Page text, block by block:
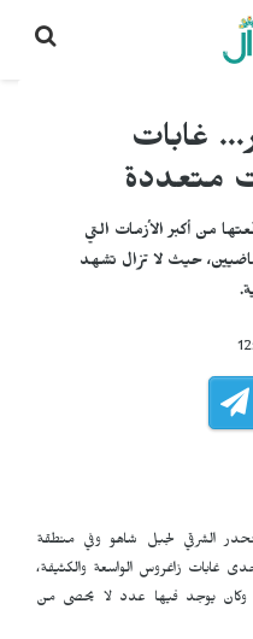
غابات
متعددة
من أكبر الأزمات التي
حيث لا تزال تشهد
الشرقي لجبل شاهو وفي منطقة
غابات زاغروس الواسعة والكثيفة،
وكان يوجد فيها عدد لا يحصى من